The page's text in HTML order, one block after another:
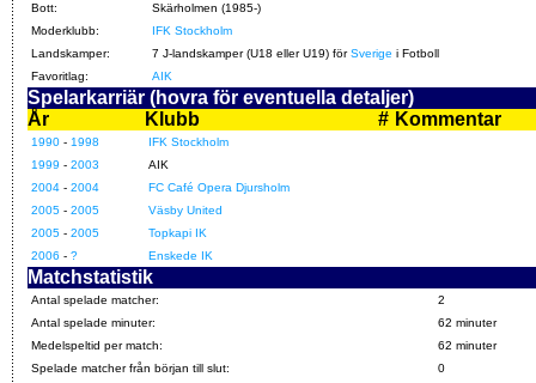
Bott:
Skärholmen (1985-)
Moderklubb:
IFK Stockholm
Landskamper:
7 J-landskamper (U18 eller U19) förSverige i Fotboll
Favoritlag:
AIK
Spelarkarriär (hovra för eventuella detaljer)
År
Klubb # Kommentar
1990 - 1998
IFK Stockholm
1999 - 2003
AIK
2004 - 2004
FC Café Opera Djursholm
2005 - 2005
Väsby United
2005 - 2005
Topkapi IK
2006 - ? Enskede IK
Matchstatistik
Antal spelade matcher:
2
Antal spelade minuter:
62 minuter
Medelspeltid per match:
62 minuter
Spelade matcher från början till slut:
0